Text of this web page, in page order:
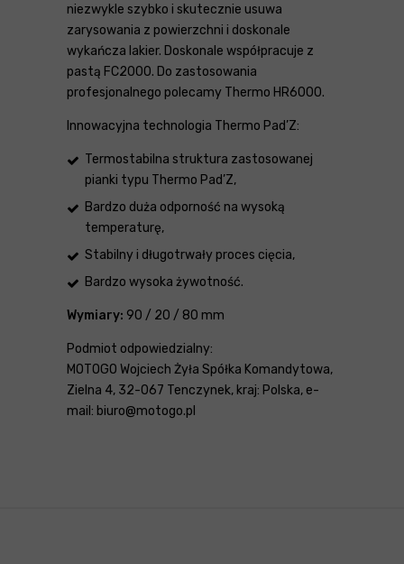
niezwykle szybko i skutecznie usuwa
zarysowania z powierzchni i doskonale
wykańcza lakier. Doskonale współpracuje z
pastą FC2000. Do zastosowania
profesjonalnego polecamy Thermo HR6000.
Innowacyjna technologia Thermo Pad’Z:
Termostabilna struktura zastosowanej
pianki typu Thermo Pad’Z,
Bardzo duża odporność na wysoką
temperaturę,
Stabilny i długotrwały proces cięcia,
Bardzo wysoka żywotność.
Wymiary: 90 / 20 / 80 mm
Podmiot odpowiedzialny:
MOTOGO Wojciech Żyła Spółka Komandytowa,
Zielna 4, 32-067 Tenczynek, kraj: Polska, e-
mail: biuro@motogo.pl